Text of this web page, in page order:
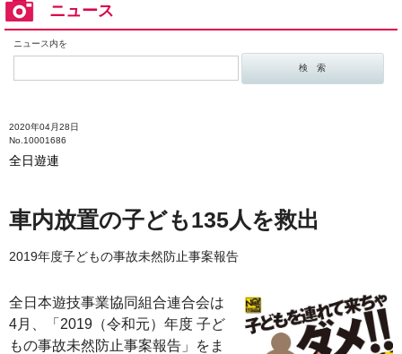
ニュース
ニュース内を
2020年04月28日
No.10001686
全日遊連
車内放置の子ども135人を救出
2019年度子どもの事故未然防止事案報告
全日本遊技事業協同組合連合会は
4月、「2019（令和元）年度 子ど
もの事故未然防止事案報告」をま